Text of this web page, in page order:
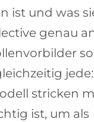
ist und was
genau
stricken
ist, um als